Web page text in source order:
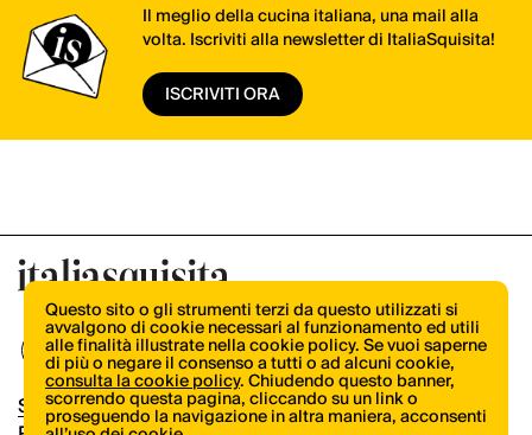
Il meglio della cucina italiana, una mail alla
volta. Iscriviti alla newsletter di ItaliaSquisita!
ISCRIVITI ORA
Shop
Questo sito o gli strumenti terzi da questo utilizzati si
avvalgono di cookie necessari al funzionamento ed utili
alle finalità illustrate nella cookie policy. Se vuoi saperne
di più o negare il consenso a tutti o ad alcuni cookie,
consulta la cookie policy. Chiudendo questo banner,
scorrendo questa pagina, cliccando su un link o
proseguendo la navigazione in altra maniera, acconsenti